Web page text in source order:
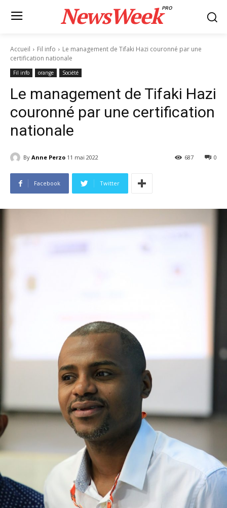
NewsWeekPRO
Accueil Fil info
Le management de Tifaki Hazi couronné par une
certification nationale
Fil info orange Société
Le management de Tifaki Hazi
couronné par une certification
nationale
By Anne Perzo 11 mai 2022 0
687
Facebook Twitter